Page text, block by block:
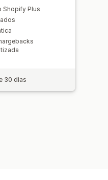
Shopify Plus
30 dias